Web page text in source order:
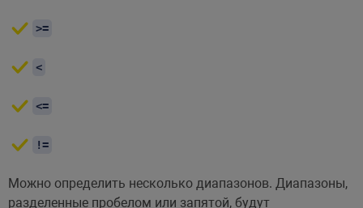
>=
<
<=
!=
Можно определить несколько диапазонов. Диапазоны,
разделенные пробелом или запятой, будут